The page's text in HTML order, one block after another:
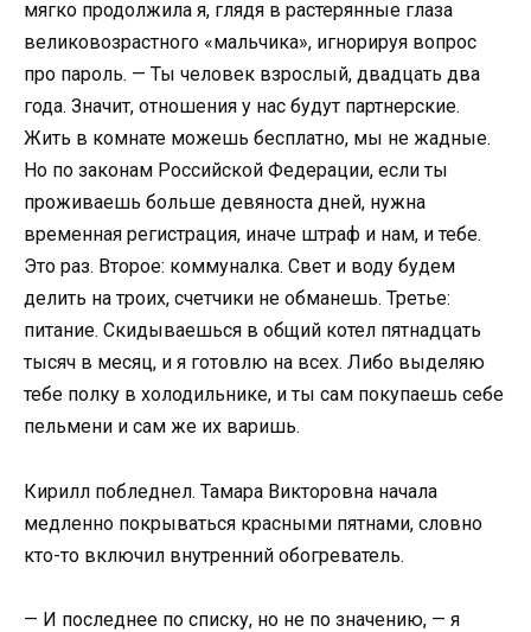
мягко продолжила я, глядя в растерянные глаза
великовозрастного «мальчика», игнорируя вопрос
про пароль. — Ты человек взрослый, двадцать два
года. Значит, отношения у нас будут партнерские.
Жить в комнате можешь бесплатно, мы не жадные.
Но по законам Российской Федерации, если ты
проживаешь больше девяноста дней, нужна
временная регистрация, иначе штраф и нам, и тебе.
Это раз. Второе: коммуналка. Свет и воду будем
делить на троих, счетчики не обманешь. Третье:
питание. Скидываешься в общий котел пятнадцать
тысяч в месяц, и я готовлю на всех. Либо выделяю
тебе полку в холодильнике, и ты сам покупаешь себе
пельмени и сам же их варишь.
Кирилл побледнел. Тамара Викторовна начала
медленно покрываться красными пятнами, словно
кто-то включил внутренний обогреватель.
— И последнее по списку, но не по значению, — я